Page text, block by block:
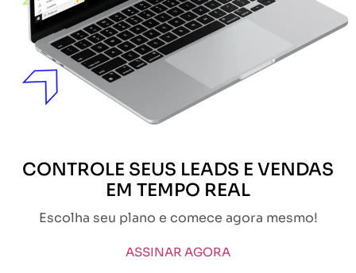
CONTROLE SEUS LEADS E VENDAS
EM TEMPO REAL
Escolha seu plano e comece agora mesmo!
ASSINAR AGORA